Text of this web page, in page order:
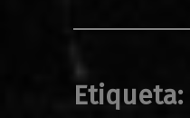
Etiqueta: